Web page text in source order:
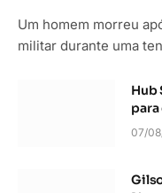
Um homem morreu
militar durante uma
Hub
07/